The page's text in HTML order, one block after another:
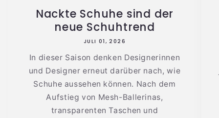
Nackte Schuhe sind der
neue Schuhtrend
JULI 01, 2026
In dieser Saison denken Designerinnen
und Designer erneut darüber nach, wie
Schuhe aussehen können. Nach dem
Aufstieg von Mesh-Ballerinas,
transparenten Taschen und